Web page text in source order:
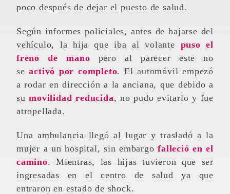
poco después de dejar el puesto de salud.
Según informes policiales, antes de bajarse del
vehículo, la hija que iba al volante puso el
freno de mano pero al parecer este no
seactivó por completo. El automóvil empezó
a rodar en dirección a la anciana, que debido a
sumovilidad reducida, no pudo evitarlo y fue
atropellada.
Una ambulancia llegó al lugar y trasladó a la
mujer a un hospital, sin embargo falleció en el
camino. Mientras, las hijas tuvieron que ser
ingresadas en el centro de salud ya que
entraron en estado de shock.